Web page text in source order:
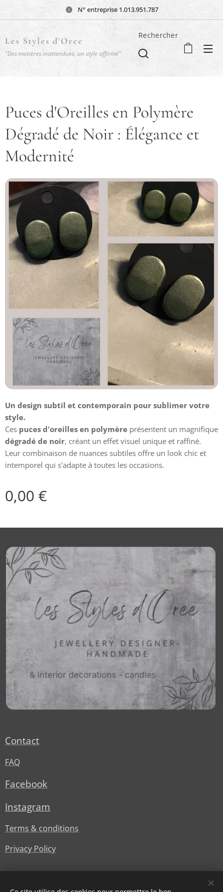
N° entreprise 1.013.951.787
Les Styles d'Oree
"Des matières inattendues, un style affirmé"
Rechercher
Puces d'Oreilles en Polymère
Dégradé de Noir : Élégance et
Modernité
Un design subtil et contemporain pour sublimer votre
style.
Ces puces d'oreilles en polymère présentent un magnifique
dégradé de noir, créant un effet visuel unique et raffiné.
Leur combinaison de nuances subtiles offre un look chic et
intemporel qui s'adapte à toutes les occasions.
0,00 €
Contact
FAQ
Facebook
Instagram
Terms & conditions
Privacy Policy